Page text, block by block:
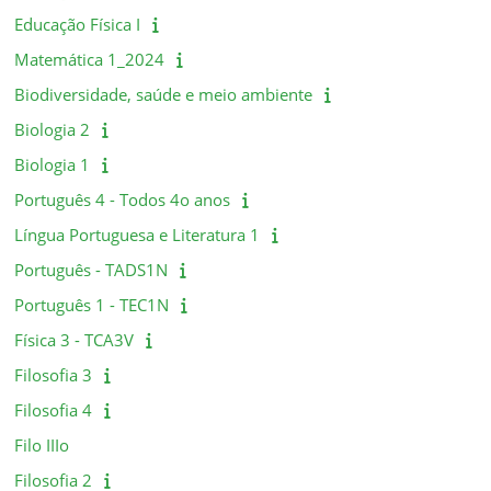
Educação Física I
Matemática 1_2024
Biodiversidade, saúde e meio ambiente
Biologia 2
Biologia 1
Português 4 - Todos 4o anos
Língua Portuguesa e Literatura 1
Português - TADS1N
Português 1 - TEC1N
Física 3 - TCA3V
Filosofia 3
Filosofia 4
Filo IIIo
Filosofia 2